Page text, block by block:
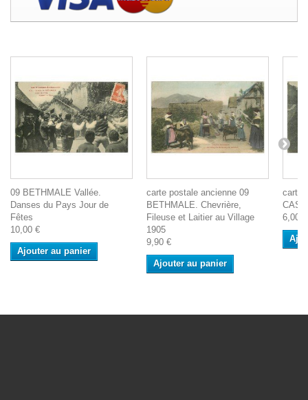
09 BETHMALE Vallée.
Danses du Pays Jour de
Fêtes
10,00 €
Ajouter au panier
carte postale ancienne 09
BETHMALE. Chevrière,
Fileuse et Laitier au Village
1905
9,90 €
Ajouter au panier
carte
6,00 €